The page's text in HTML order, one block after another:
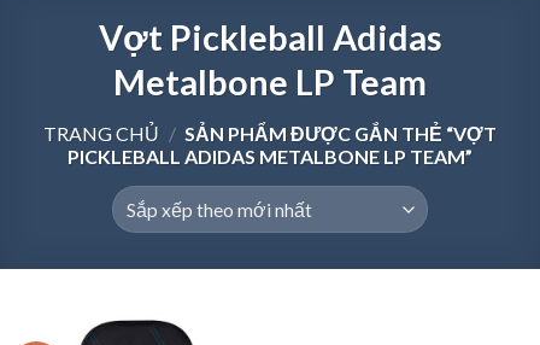
Vợt Pickleball Adidas
Metalbone LP Team
TRANG CHỦ / SẢN PHẨM ĐƯỢC GẮN THẺ “VỢT
PICKLEBALL ADIDAS METALBONE LP TEAM”